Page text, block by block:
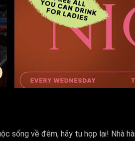
sống về đêm, hãy tụ họp lại! Nhà